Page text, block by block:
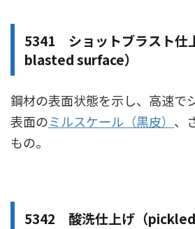
5341 ショットブラスト仕
blasted surface）
鋼材の表面状態を示し、高速で
表面のミルスケール（黒皮） 、
もの。
5342 酸洗仕上げ（pickled